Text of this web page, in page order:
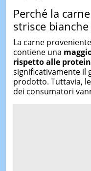
Perché la
strisce
La carne
contiene una
rispetto alle
significativamente il
prodotto. Tuttavia,
dei consumatori